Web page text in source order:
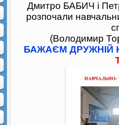
Дмитро БАБИЧ і
розпочали
(Володимир
БАЖАЄМ ДРУЖНІЙ